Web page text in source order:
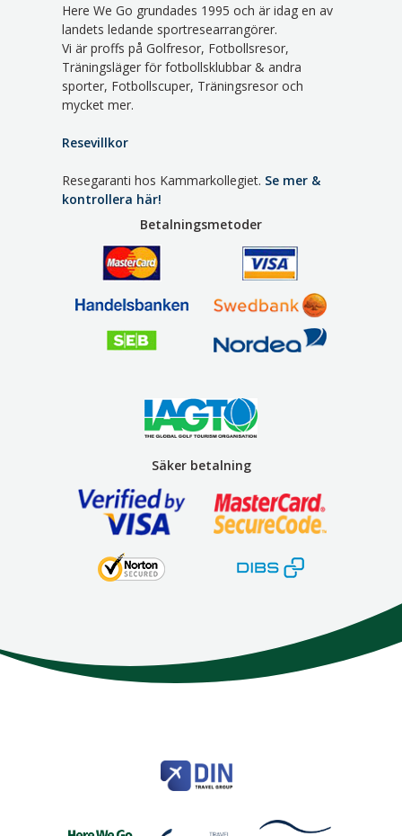
Here We Go grundades 1995 och är idag en av
landets ledande sportresearrangörer.
Vi är proffs på Golfresor, Fotbollsresor,
Träningsläger för fotbollsklubbar & andra
sporter, Fotbollscuper, Träningsresor och
mycket mer.
Resevillkor
Resegaranti hos Kammarkollegiet. Se mer &
kontrollera här!
Betalningsmetoder
Säker betalning
235 39
Telefon040 45 63 50